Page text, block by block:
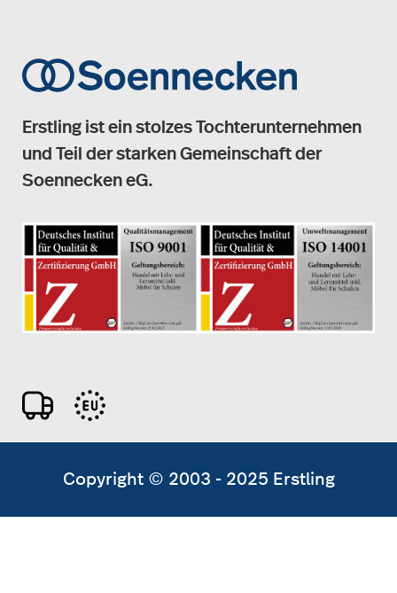
Erstling ist ein stolzes Tochterunternehmen
und Teil der starken Gemeinschaft der
Soennecken eG.
Copyright © 2003 - 2025 Erstling